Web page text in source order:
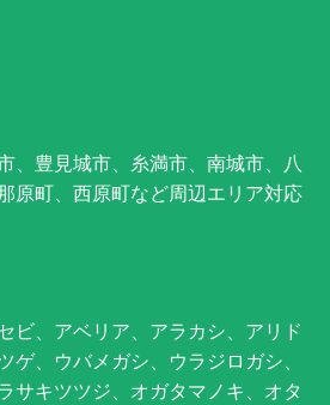
、豊見城市、糸満市、南城市、八
原町、西原町など周辺エリア対応
ビ、アベリア、アラカシ、アリド
ゲ、ウバメガシ、ウラジロガシ、
サキツツジ、オガタマノキ、オタ